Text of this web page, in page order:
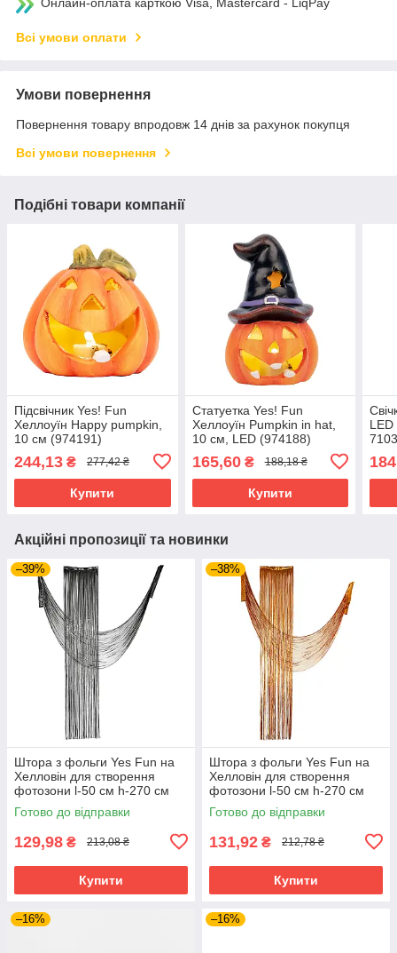
Онлайн-оплата карткою Visa, Mastercard - LiqPay
Всі умови оплати
Умови повернення
Повернення товару впродовж 14 днів за рахунок покупця
Всі умови повернення
Подібні товари компанії
Підсвічник Yes! Fun
Хеллоуїн Happy pumpkin,
10 см (974191)
244,13 ₴ 277,42 ₴
Купити
Статуетка Yes! Fun
Хеллоуїн Pumpkin in hat,
10 см, LED (974188)
165,60₴ 188,18 ₴
Купити
Акційні пропозиції та новинки
–39%
Штора з фольги Yes Fun на
Хелловін для створення
фотозони l-50 см h-270 см
чорн. (974277)
Готово до відправки
129,98 ₴ 213,08 ₴
Купити
–38%
Штора з фольги Yes Fun на
Хелловін для створення
фотозони l-50 см h-270 см
помаранч. (974276)
Готово до відправки
131,92 ₴ 212,78 ₴
Купити
–16% –16%